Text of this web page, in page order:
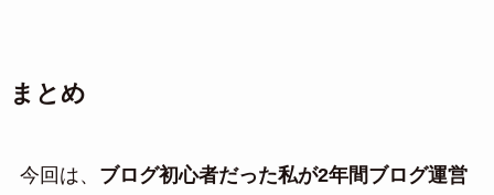
まとめ
今回は、 ブログ初心者だった私が2年間ブログ運営